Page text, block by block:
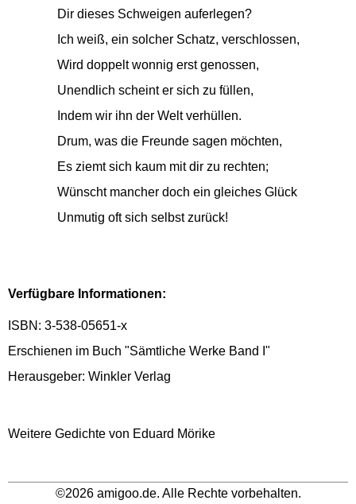
Dir dieses Schweigen auferlegen?
Ich weiß, ein solcher Schatz, verschlossen,
Wird doppelt wonnig erst genossen,
Unendlich scheint er sich zu füllen,
Indem wir ihn der Welt verhüllen.
Drum, was die Freunde sagen möchten,
Es ziemt sich kaum mit dir zu rechten;
Wünscht mancher doch ein gleiches Glück
Unmutig oft sich selbst zurück!
Verfügbare Informationen:
ISBN: 3-538-05651-x
Erschienen im Buch "Sämtliche Werke Band I"
Herausgeber: Winkler Verlag
Weitere Gedichte von Eduard Mörike
©2026 amigoo.de. Alle Rechte vorbehalten.